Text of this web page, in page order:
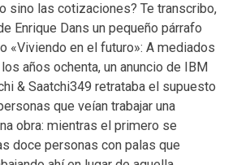
sino las cotizaciones? Te transcribo,
Enrique Dans un pequeño párrafo
«Viviendo en el futuro»: A mediados
años ochenta, un anuncio de IBM
& Saatchi349 retrataba el supuesto
que veían trabajar una
obra: mientras el primero se
doce personas con palas que